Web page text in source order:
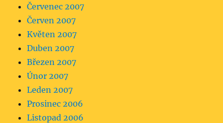
Červenec 2007
Červen 2007
Květen 2007
Duben 2007
Březen 2007
Únor 2007
Leden 2007
Prosinec 2006
Listopad 2006